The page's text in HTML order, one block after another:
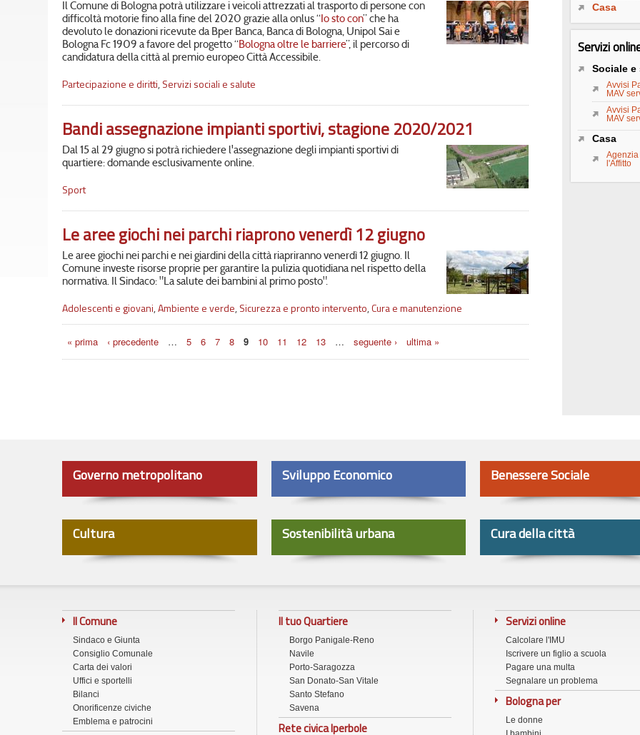
Il Comune di Bologna potrà utilizzare i veicoli attrezzati al trasporto di persone con
difficoltà motorie fino alla fine del 2020 grazie alla onlus “ Io sto con” che ha
devoluto le donazioni ricevute da Bper Banca, Banca di Bologna, Unipol Sai e
Bologna Fc 1909 a favore del progetto “Bologna oltre le barriere”, il percorso di
candidatura della città al premio europeo Città Accessibile.
Partecipazione e diritti,Servizi sociali e salute
Bandi assegnazione impianti sportivi, stagione 2020/2021
Dal 15 al 29 giugno si potrà richiedere l'assegnazione degli impianti sportivi di
quartiere: domande esclusivamente online.
Sport
Le aree giochi nei parchi riaprono venerdì 12 giugno
Le aree giochi nei parchi e nei giardini della città riapriranno venerdì 12 giugno. Il
Comune investe risorse proprie per garantire la pulizia quotidiana nel rispetto della
normativa. Il Sindaco: "La salute dei bambini al primo posto".
Adolescenti e giovani,Ambiente e verde,Sicurezza e pronto intervento,Cura e manutenzione
Pagine
« prima ‹ precedente … 5 6 7 8 9 10 11 12 13 … seguente › ultima »
Casa
Servizi
Sociale e
Avvisi
MAV
Avvisi
MAV
Casa
l'Affitto
Governo metropolitano Sviluppo Economico Benessere Sociale
Cultura Sostenibilità urbana Cura della città
Il Comune
Sindaco e Giunta
Consiglio Comunale
Carta dei valori
Uffici e sportelli
Bilanci
Onorificenze civiche
Emblema e patrocini
Il tuo Quartiere
Borgo Panigale-Reno
Navile
Porto-Saragozza
San Donato-San Vitale
Santo Stefano
Savena
Rete civica Iperbole
Servizi online
Calcolare l'IMU
Iscrivere un figlio a scuola
Pagare una multa
Segnalare un problema
Bologna per
Le donne